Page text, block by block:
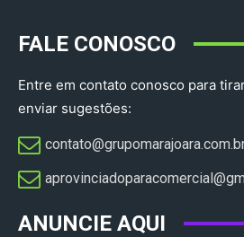
FALE CONOSCO
Entre em contato conosco para
enviar sugestões:
ANUNCIE AQUI